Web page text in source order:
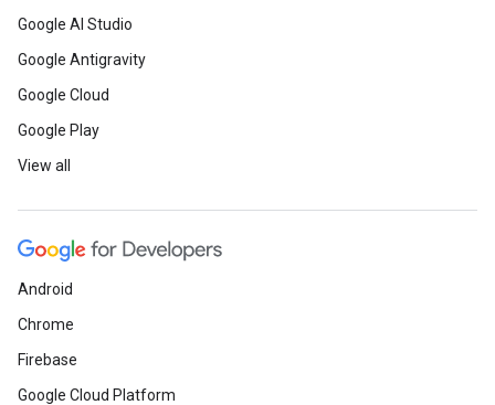
Google AI Studio
Google Antigravity
Google Cloud
Google Play
View all
Android
Chrome
Firebase
Google Cloud Platform